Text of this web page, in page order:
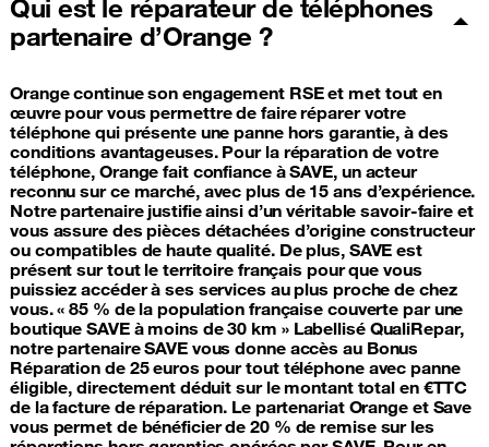
Qui est le réparateur de téléphones
partenaire d’Orange ?
Orange continue son engagement RSE et met tout en
œuvre pour vous permettre de faire réparer votre
téléphone qui présente une panne hors garantie, à des
conditions avantageuses. Pour la réparation de votre
téléphone, Orange fait confiance à SAVE, un acteur
reconnu sur ce marché, avec plus de 15 ans d’expérience.
Notre partenaire justifie ainsi d’un véritable savoir-faire et
vous assure des pièces détachées d’origine constructeur
ou compatibles de haute qualité. De plus, SAVE est
présent sur tout le territoire français pour que vous
puissiez accéder à ses services au plus proche de chez
vous. « 85 % de la population française couverte par une
boutique SAVE à moins de 30 km » Labellisé QualiRepar,
notre partenaire SAVE vous donne accès au Bonus
Réparation de 25 euros pour tout téléphone avec panne
éligible, directement déduit sur le montant total en €TTC
de la facture de réparation. Le partenariat Orange et Save
vous permet de bénéficier de 20 % de remise sur les